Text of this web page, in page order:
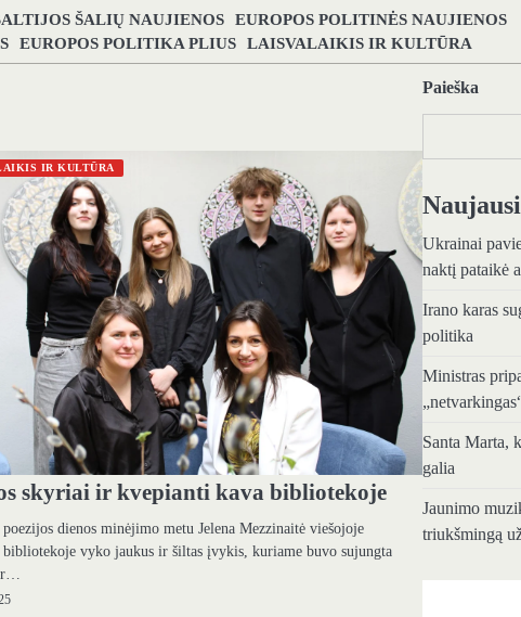
ŠALIŲ NAUJIENOS EUROPOS POLITINĖS NAUJIENOS
EUROPOS POLITIKA PLIUS LAISVALAIKIS IR KULTŪRA
IR KULTŪRA
skyriai ir kvepianti kava bibliotekoje
poezijos dienos minėjimo metu Jelena Mezzinaitė viešojoje
bibliotekoje vyko jaukus ir šiltas įvykis, kuriame buvo sujungta
Paieška
Ukrainai
naktį pataikė
Irano karas
politika
Ministras
Santa Marta,
galia
Jaunimo
triukšmingą